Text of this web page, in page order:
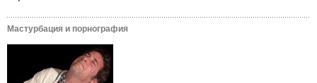
Мастурбация и порнография